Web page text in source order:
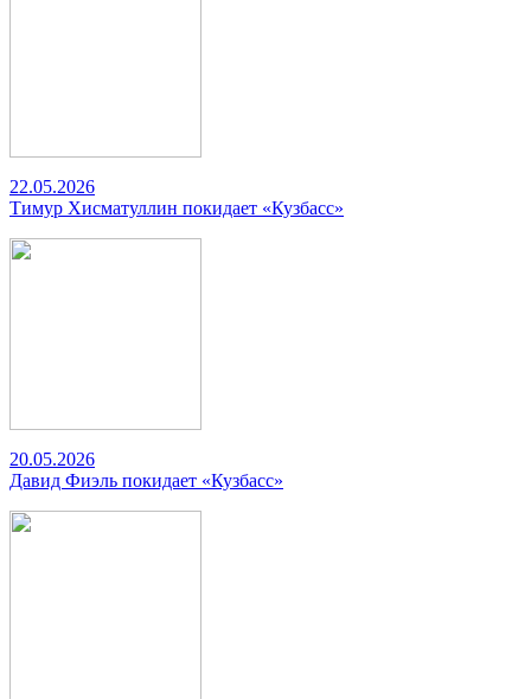
22.05.2026
Тимур Хисматуллин покидает «Кузбасс»
20.05.2026
Давид Фиэль покидает «Кузбасс»